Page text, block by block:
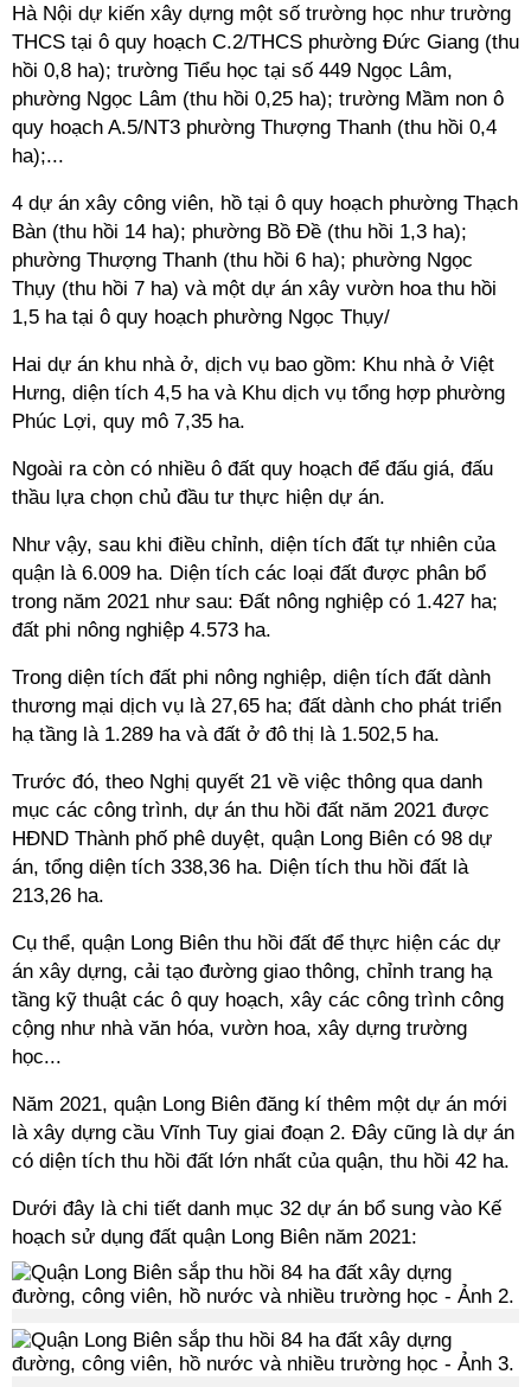
Hà Nội dự kiến xây dựng một số trường học như trường
THCS tại ô quy hoạch C.2/THCS phường Đức Giang (thu
hồi 0,8 ha); trường Tiểu học tại số 449 Ngọc Lâm,
phường Ngọc Lâm (thu hồi 0,25 ha); trường Mầm non ô
quy hoạch A.5/NT3 phường Thượng Thanh (thu hồi 0,4
ha);...
4 dự án xây công viên, hồ tại ô quy hoạch phường Thạch
Bàn (thu hồi 14 ha); phường Bồ Đề (thu hồi 1,3 ha);
phường Thượng Thanh (thu hồi 6 ha); phường Ngọc
Thụy (thu hồi 7 ha) và một dự án xây vườn hoa thu hồi
1,5 ha tại ô quy hoạch phường Ngọc Thụy/
Hai dự án khu nhà ở, dịch vụ bao gồm: Khu nhà ở Việt
Hưng, diện tích 4,5 ha và Khu dịch vụ tổng hợp phường
Phúc Lợi, quy mô 7,35 ha.
Ngoài ra còn có nhiều ô đất quy hoạch để đấu giá, đấu
thầu lựa chọn chủ đầu tư thực hiện dự án.
Như vậy, sau khi điều chỉnh, diện tích đất tự nhiên của
quận là 6.009 ha. Diện tích các loại đất được phân bổ
trong năm 2021 như sau: Đất nông nghiệp có 1.427 ha;
đất phi nông nghiệp 4.573 ha.
Trong diện tích đất phi nông nghiệp, diện tích đất dành
thương mại dịch vụ là 27,65 ha; đất dành cho phát triển
hạ tầng là 1.289 ha và đất ở đô thị là 1.502,5 ha.
Trước đó, theo Nghị quyết 21 về việc thông qua danh
mục các công trình, dự án thu hồi đất năm 2021 được
HĐND Thành phố phê duyệt, quận Long Biên có 98 dự
án, tổng diện tích 338,36 ha. Diện tích thu hồi đất là
213,26 ha.
Cụ thể, quận Long Biên thu hồi đất để thực hiện các dự
án xây dựng, cải tạo đường giao thông, chỉnh trang hạ
tầng kỹ thuật các ô quy hoạch, xây các công trình công
cộng như nhà văn hóa, vườn hoa, xây dựng trường
học...
Năm 2021, quận Long Biên đăng kí thêm một dự án mới
là xây dựng cầu Vĩnh Tuy giai đoạn 2. Đây cũng là dự án
có diện tích thu hồi đất lớn nhất của quận, thu hồi 42 ha.
Dưới đây là chi tiết danh mục 32 dự án bổ sung vào Kế
hoạch sử dụng đất quận Long Biên năm 2021: